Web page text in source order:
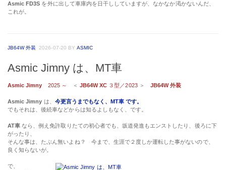
Asmic FD3S を外に出して車庫内を日干ししていますが、なかなか渇かないんだ、
これが。
JB64W 外装 2026-07-20 BY ASMIC
Asmic Jimny は、MT車
Asmic Jimny 2025 ～ ＜ JB64W XC ３型／2023＞ JB64W 外装
Asmic Jimny は、 今更言うまでもなく、MT車 です。
でもそれは、後続車などからは知るよしもなく、です。
AT車 なら、例え免許取りたての初心者でも、坂道発進もエンストしたり、後ろに下
がったり、
そんな事は、たぶん無いよね？ 今まで、生涯で２度しか運転した事がないので、
良く知らないが。
で、